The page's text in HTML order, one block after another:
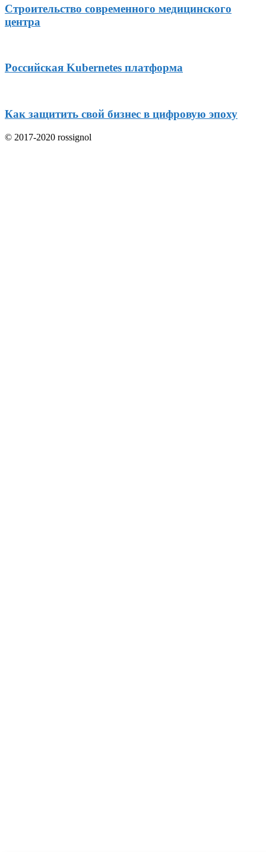
Строительство современного медицинского
центра
Российская Kubernetes платформа
Как защитить свой бизнес в цифровую эпоху
© 2017-2020 rossignol